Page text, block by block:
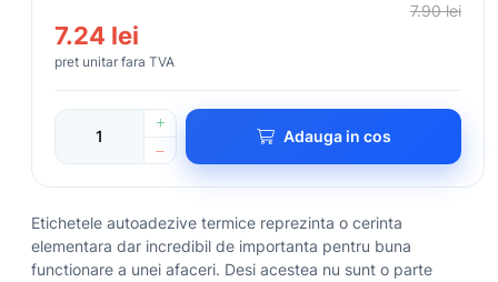
7.90 lei
7.24 lei
pret unitar fara TVA
Adauga in cos
Etichetele autoadezive termice reprezinta o cerinta
elementara dar incredibil de importanta pentru buna
functionare a unei afaceri. Desi acestea nu sunt o parte